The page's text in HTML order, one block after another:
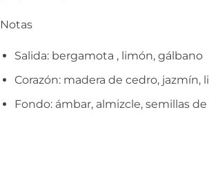
Notas
Salida: bergamota , limón, gálbano
Corazón: madera de cedro, jazmín,
Fondo: ámbar, almizcle, semillas